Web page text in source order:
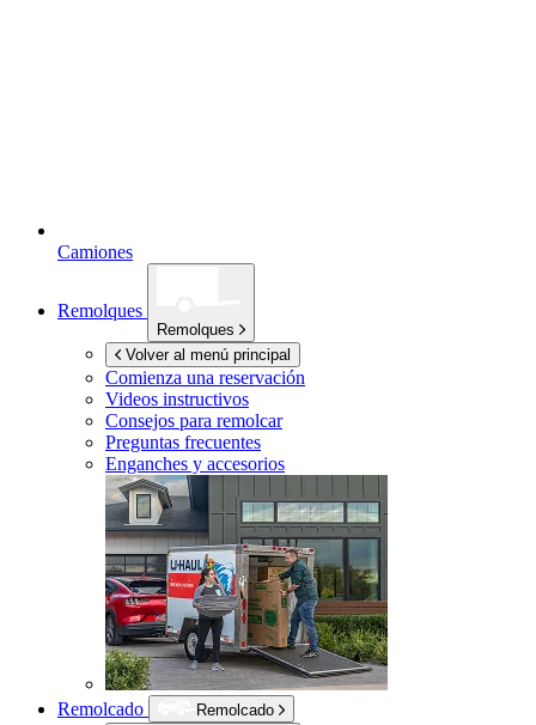
Camiones
Remolques
Remolques
Volver al menú principal
Comienza una reservación
Videos instructivos
Consejos para remolcar
Preguntas frecuentes
Enganches y accesorios
Remolcado
Remolcado